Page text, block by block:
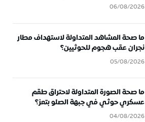
06/08/2026
ما صحة المشاهد المتداولة لاستهداف مطار
نجران عقب هجوم للحوثيين؟
05/08/2026
ما صحة الصورة المتداولة لاحتراق طقم
عسكري حوثي في جبهة الصلو بتعز؟
04/08/2026